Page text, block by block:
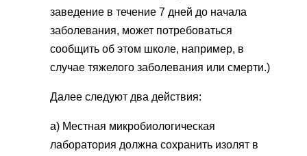
заведение в течение 7 дней до начала
заболевания, может потребоваться
сообщить об этом школе, например, в
случае тяжелого заболевания или смерти.)
Далее следуют два действия:
а) Местная микробиологическая
лаборатория должна сохранить изолят в